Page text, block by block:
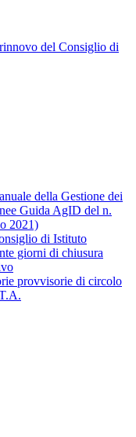
del Consiglio di
della Gestione dei
Guida AgID del n.
2021)
di Istituto
giorni di chiusura
provvisorie di circolo